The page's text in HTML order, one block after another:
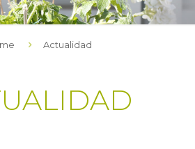
Actualidad